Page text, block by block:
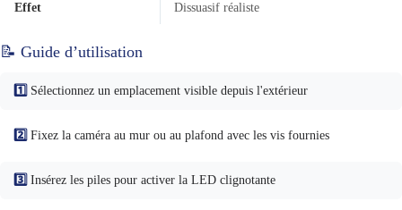
Effet Dissuasif réaliste
📝 Guide d’utilisation
1️⃣ Sélectionnez un emplacement visible depuis l'extérieur
2️⃣ Fixez la caméra au mur ou au plafond avec les vis fournies
3️⃣ Insérez les piles pour activer la LED clignotante